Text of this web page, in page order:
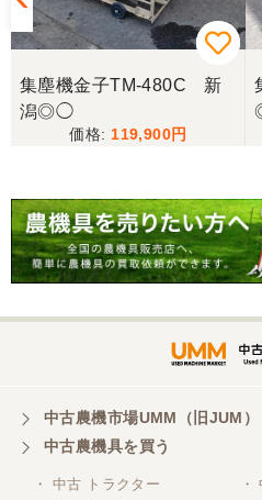
三重県／miraisann
写真と現物が違いすぎる
こちらの、対応も、よ
三重県／谷本勝美
こちらの、対応、も、
対応も、よくしてくれ
三重県／山本
対応ありがとうござい
集塵機金子TM-480C 新
潟◎◯
119,900
中古農機市場UMM（旧JUM）
中古農機具を買う
・ 中古 トラクター ・